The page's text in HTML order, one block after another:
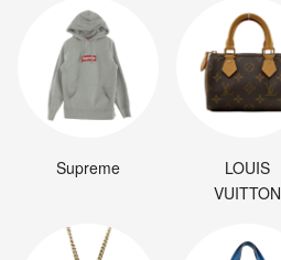
Supreme
LOUIS
VUITTON